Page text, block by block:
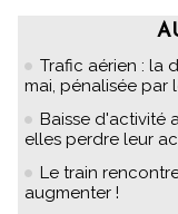
Trafic aérien : la
mai, pénalisée par
Baisse d'activité
elles perdre leur
Le train
augmenter !